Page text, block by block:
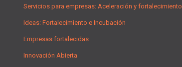
Servicios para empresas: Aceleración y fortalecimiento
Ideas: Fortalecimiento e Incubación
Empresas fortalecidas
Innovación Abierta